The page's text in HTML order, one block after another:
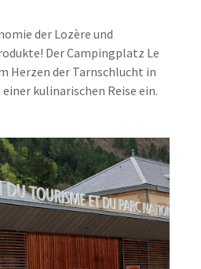
der Lozère und
Der Campingplatz Le
Herzen der Tarnschlucht in
kulinarischen Reise ein.